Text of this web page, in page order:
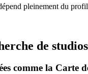
pleinement du
de
comme la Carte